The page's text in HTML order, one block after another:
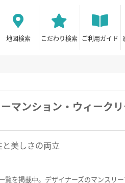
地図検索 こだわり検索 ご利用ガイド
マンション・ウィーク
美しさの両立
を掲載中。デザイナーズのマンスリ